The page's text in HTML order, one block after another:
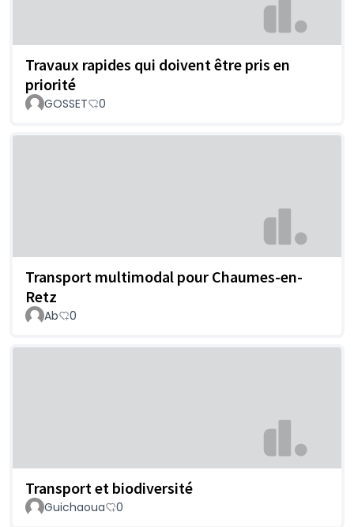
Travaux rapides qui doivent être pris en
priorité
GOSSET 0
Transport multimodal pour Chaumes-en-
Retz
Ab 0
Transport et biodiversité
Guichaoua 0